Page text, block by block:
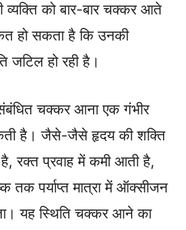
को बार-बार चक्कर आते
हो सकता है कि उनकी
जटिल हो रही है।
चक्कर आना एक गंभीर
है। जैसे-जैसे हृदय की शक्ति
रक्त प्रवाह में कमी आती है,
तक पर्याप्त मात्रा में ऑक्सीजन
यह स्थिति चक्कर आने का